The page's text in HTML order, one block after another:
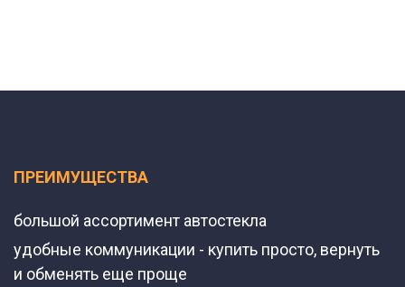
ПРЕИМУЩЕСТВА
большой ассортимент автостекла
удобные коммуникации - купить просто, вернуть
и обменять еще проще